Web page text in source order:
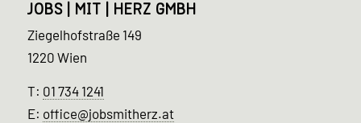
JOBS | MIT | HERZ GMBH
Ziegelhofstraße 149
1220 Wien
T: 01 734 1241
E: office@jobsmitherz.at